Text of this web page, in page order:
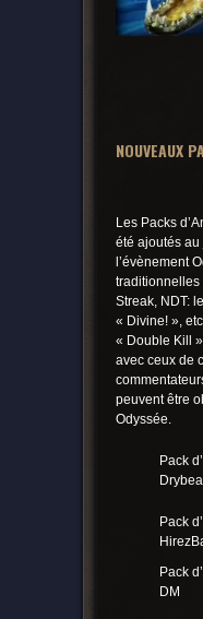
NOUVEAUX
Les Packs
été ajoutés
l’évènement
traditionnelles
Streak, NDT:
« Divine! »,
« Double Kill
avec ceux de
peuvent être
Odyssée.
Pack
Pack
Pack
DM